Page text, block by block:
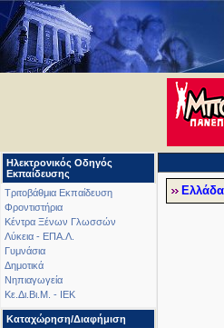
Ηλεκτρονικός Οδηγός
Εκπαίδευσης
Τριτοβάθμια Εκπαίδευση
Φροντιστήρια
Κέντρα Ξένων Γλωσσών
Λύκεια - ΕΠΑ.Λ.
Γυμνάσια
Δημοτικά
Νηπιαγωγεία
Κε.Δι.Βι.Μ. - ΙΕΚ
Καταχώρηση/Διαφήμιση
Ελλάδα